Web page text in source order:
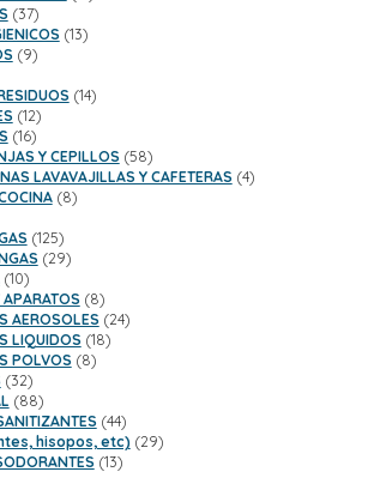
3737
productos
1313
99
1414
1212
productos
1616
productos
Y CEPILLOS 5858
productos
LAVAVAJILLAS Y CAFETERAS 44
88
125125
productos
2929
1010
productos
APARATOS 88
productos
AEROSOLES 2424
LIQUIDOS 1818
POLVOS 88
3232
productos
8888
productos 4444
productos
hisopos, etc) 2929
1313